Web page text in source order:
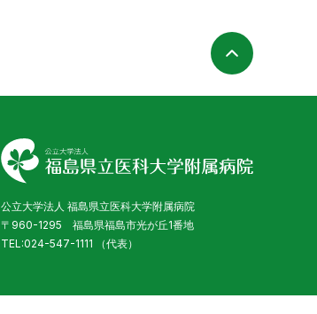
公立大学法人 福島県立医科大学附属病院
〒960-1295 福島県福島市光が丘1番地
TEL:024-547-1111 （代表）